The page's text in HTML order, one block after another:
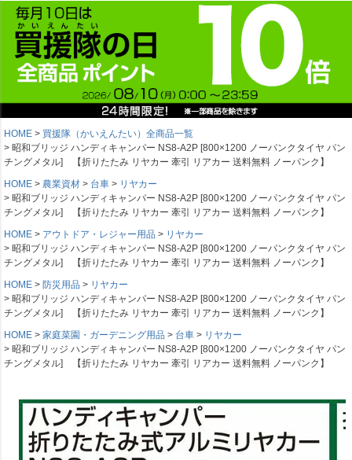
HOME
買援隊（かいえんたい）全商品一覧
昭和ブリッジ ハンディキャンパー NS8-A2P [800×1200 ノーパンクタイヤ パン
チングメタル] 【折りたたみ リヤカー 牽引 リアカー 送料無料 ノーパンク】
HOME
農業資材 台車
リヤカー
昭和ブリッジ ハンディキャンパー NS8-A2P [800×1200 ノーパンクタイヤ パン
チングメタル] 【折りたたみ リヤカー 牽引 リアカー 送料無料 ノーパンク】
HOME
アウトドア・レジャー用品
リヤカー
昭和ブリッジ ハンディキャンパー NS8-A2P [800×1200 ノーパンクタイヤ パン
チングメタル] 【折りたたみ リヤカー 牽引 リアカー 送料無料 ノーパンク】
HOME
防災用品
リヤカー
昭和ブリッジ ハンディキャンパー NS8-A2P [800×1200 ノーパンクタイヤ パン
チングメタル] 【折りたたみ リヤカー 牽引 リアカー 送料無料 ノーパンク】
HOME
家庭菜園・ガーデニング用品 台車
リヤカー
昭和ブリッジ ハンディキャンパー NS8-A2P [800×1200 ノーパンクタイヤ パン
チングメタル] 【折りたたみ リヤカー 牽引 リアカー 送料無料 ノーパンク】